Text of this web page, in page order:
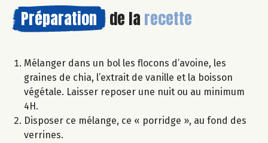
Préparation de la recette
Mélanger dans un bol les flocons d’avoine, les
graines de chia, l’extrait de vanille et la boisson
végétale. Laisser reposer une nuit ou au minimum
4H.
Disposer ce mélange, ce « porridge », au fond des
verrines.